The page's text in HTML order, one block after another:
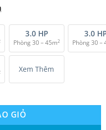
là:
₫ 28.500.000.
3.0 HP
Phòng 30 – 45m2
3.0
Phòng 30 –
Xem Thêm
+ 2 Dàn Lạnh 1.5HP/
GIỎ